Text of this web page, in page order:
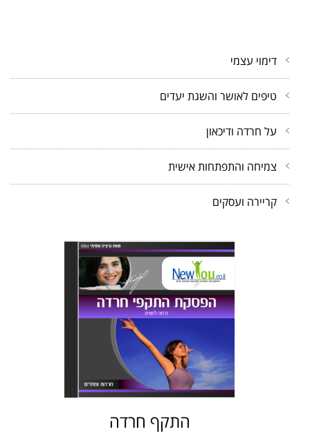
דימוי עצמי
טיפים לאושר והשגת יעדים
על חרדה ודיכאון
צמיחה והתפתחות אישית
קריירה ועסקים
התקף חרדה